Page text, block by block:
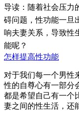
导读：随着社会压力
碍问题，性功能一旦
响夫妻关系，导致性
能呢？
怎样提高性功能
对于我们每一个男性
性的自尊心有一部分
都是希望自己有一个
妻之间的性生活，还